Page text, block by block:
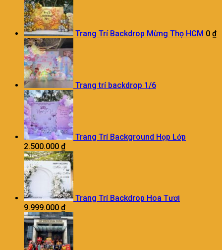
Trang Trí Backdrop Mừng Thọ HCM 0 ₫
Trang trí backdrop 1/6
Trang Trí Background Họp Lớp
2.500.000 ₫
Trang Trí Backdrop Hoa Tươi
9.999.000 ₫